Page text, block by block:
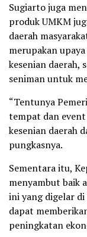
Sugiarto juga
produk UMKM
daerah
merupakan
kesenian daerah,
seniman untuk
“Tentunya
tempat dan
kesenian daerah
pungkasnya.
Sementara itu,
menyambut baik
ini yang digelar di
dapat
peningkatan